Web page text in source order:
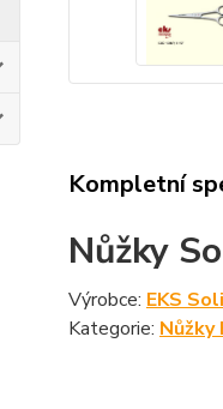
Kompletní
Nůžky
Výrobce: EKS
Kategorie: Nůžky